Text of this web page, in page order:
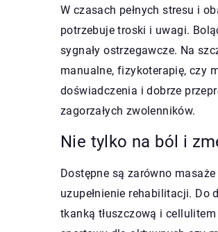
W czasach pełnych stresu i
potrzebuje troski i uwagi.
sygnały ostrzegawcze. Na
manualne, fizykoterapię, czy
doświadczenia i dobrze
zagorzałych zwolenników.
Nie tylko na ból i
Dostępne są zarówno
uzupełnienie rehabilitacji.
tkanką tłuszczową i